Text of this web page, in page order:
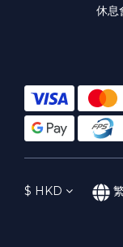
休息
$ HKD